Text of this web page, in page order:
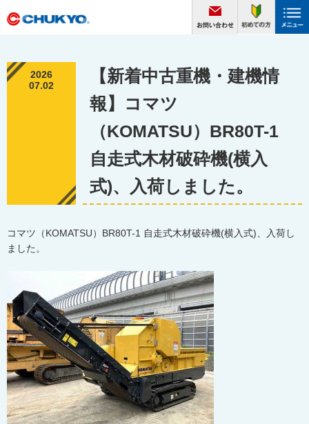
2026
07.02
【新着中古重機・建機情
報】コマツ
（KOMATSU）BR80T-1
自走式木材破砕機(横入
式)、入荷しました。
コマツ（KOMATSU）BR80T-1 自走式木材破砕機(横入式)、入荷し
ました。